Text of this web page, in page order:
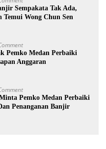
Sempakata Tak Ada,
Temui Wong Chun Sen
Pemko Medan Perbaiki
Anggaran
Pemko Medan Perbaiki
Penanganan Banjir